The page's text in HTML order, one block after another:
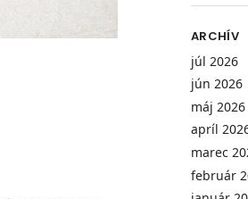
ARCHÍV
júl 2026
jún 2026
máj 2026
apríl
marec
február